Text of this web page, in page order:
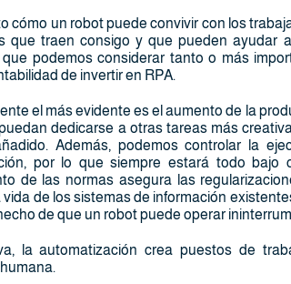
cómo un robot puede convivir con los
que traen consigo y que pueden ayudar
podemos considerar tanto o más
de invertir en RPA.
el más evidente es el aumento de la
dedicarse a otras tareas más
Además, podemos controlar la
por lo que siempre estará todo bajo
de las normas asegura las
vida de los sistemas de información
de que un robot puede operar
la automatización crea puestos de